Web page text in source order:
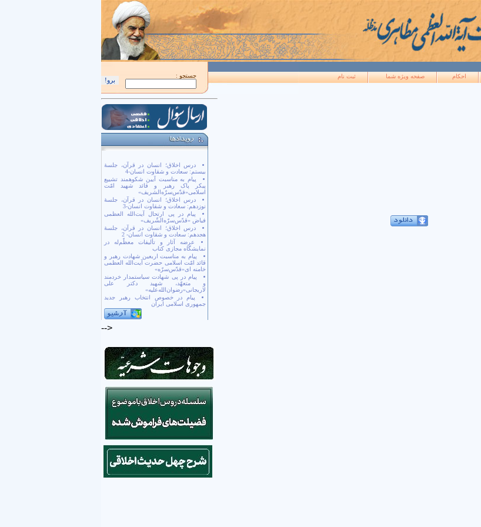
جستجو : احکام صفحه ويژه شما ثبت نام
درس اخلاق؛ انسان در قرآن، جلسۀ
بیستم: سعادت و شقاوت انسان-4
پیام به مناسبت آیین شکوهمند تشییع
پیکر پاک رهبر و قائد شهید امّت
اسلامی«قدّس‌سرّه‌الشریف»
درس اخلاق؛ انسان در قرآن، جلسۀ
نوزدهم: سعادت و شقاوت انسان-3
پیام در پی ارتحال آیت‌الله العظمی
فیاض «قدّس‌سرّه‌الشّریف»
درس اخلاق؛ انسان در قرآن، جلسۀ
هجدهم: سعادت و شقاوت انسان- 2
عرضه آثار و تألیفات معظّم‌له در
نمایشگاه مجازی کتاب
پیام به مناسبت اربعین شهادت رهبر و
قائد امّت اسلامی حضرت آیت‌الله العظمی
خامنه ای«قدّس‌سرّه»
پیام در پی شهادت سیاستمدار خردمند
و متعهّد، شهید دکتر علی
لاریجانی«رضوان‌الله‌علیه»
پیام در خصوص انتخاب رهبر جدید
جمهوری اسلامی ایران
-->